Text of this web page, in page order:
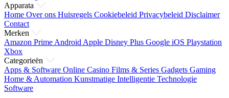
Apparata
Home Over ons Huisregels Cookiebeleid Privacybeleid Disclaimer
Contact
Merken
Amazon Prime Android Apple Disney Plus Google iOS Playstation
Xbox
Categorieën
Apps & Software Online Casino Films & Series Gadgets Gaming
Home & Automation Kunstmatige Intelligentie Technologie
Software